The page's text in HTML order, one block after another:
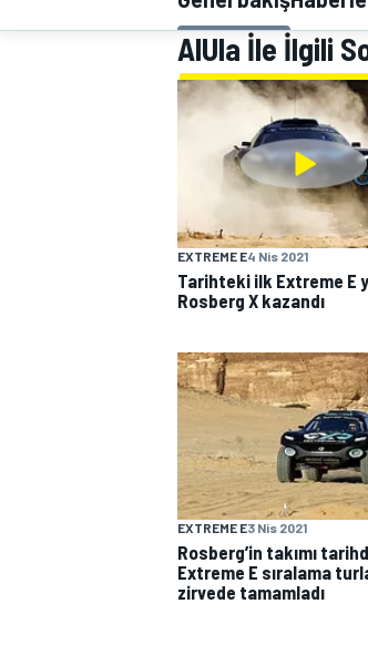
MOTOGP
WORLD SUPERBIKE
AlUla İle İlgili
EXTREME E4 Nis 2021
Tarihteki ilk Extreme E
Rosberg X kazandı
EXTREME E3 Nis 2021
Rosberg’in takımı
Extreme E sıralama
zirvede tamamladı